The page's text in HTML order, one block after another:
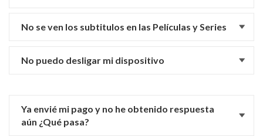
No se ven los subtitulos en las Películas y Series
No puedo desligar mi dispositivo
Ya envié mi pago y no he obtenido respuesta
aún ¿Qué pasa?